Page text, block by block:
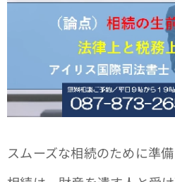
スムーズな相続のために準